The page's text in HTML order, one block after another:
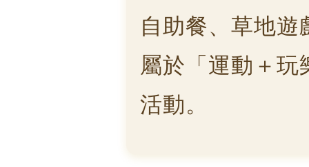
自助餐、草地
屬於「運動＋玩
活動。